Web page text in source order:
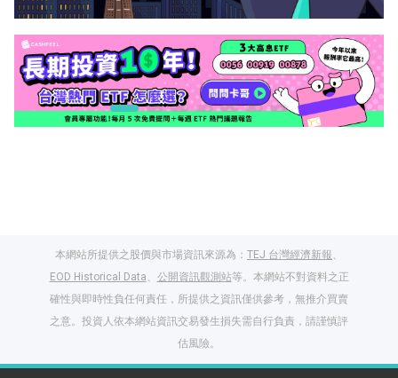
本網站所提供之股價與市場資訊來源為： TEJ 台灣經濟新報、
EOD Historical Data、 公開資訊觀測站等。本網站不對資料之正
確性與即時性負任何責任，所提供之資訊僅供參考，無推介買賣
之意。投資人依本網站資訊交易發生損失需自行負責，請謹慎評
估風險。